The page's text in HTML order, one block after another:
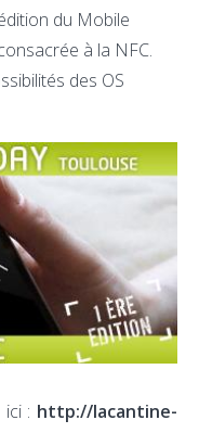
sur
la
:
et
OS
du Mobile
à la NFC.
des OS
: http://lacantine-